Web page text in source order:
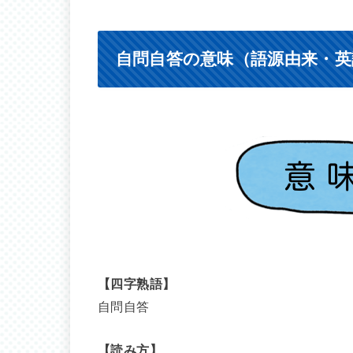
自問自答の意味（語源由来・
【四字熟語】
自問自答
【読み方】